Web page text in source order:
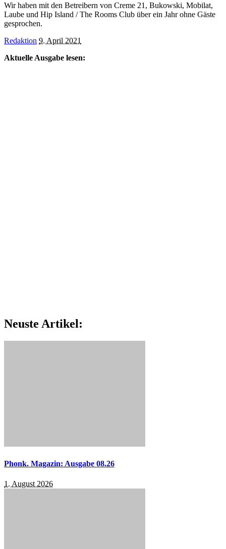
Wir haben mit den Betreibern von Creme 21, Bukowski, Mobilat,
Laube und Hip Island / The Rooms Club über ein Jahr ohne Gäste
gesprochen.
Posted
Redaktion 9. April 2021
Aktuelle Ausgabe lesen:
Neuste Artikel:
Phonk. Magazin: Ausgabe 08.26
1. August 2026